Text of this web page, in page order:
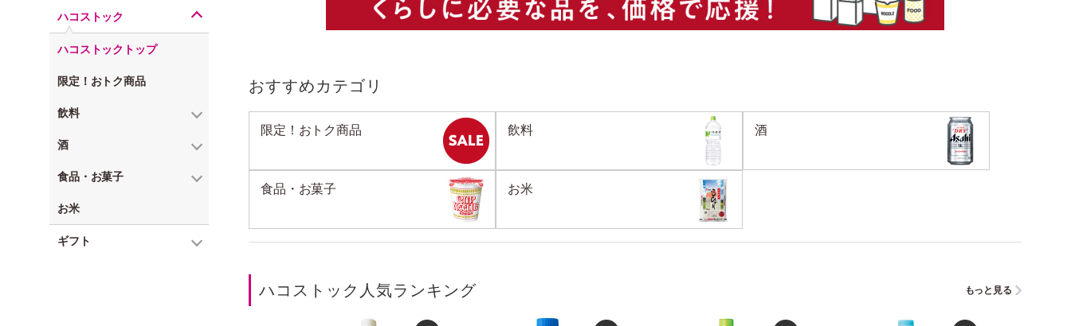
ハコストック
ハコストックトップ
限定！おトク商品
飲料
酒
食品・お菓子
お米
ギフト
おすすめカテゴリ
限定！おトク商品 飲料 酒
食品・お菓子 お米
ハコストック人気ランキング もっと見る